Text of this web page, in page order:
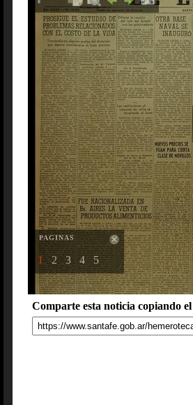
PAGINAS
1 2 3 4 5
Comparte esta noticia copiando